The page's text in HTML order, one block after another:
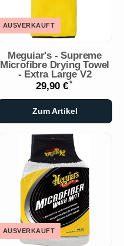
AUSVERKAUFT
Meguiar's - Supreme
Microfibre Drying Towel
- Extra Large V2
29,90 €*
Zum Artikel
AUSVERKAUFT